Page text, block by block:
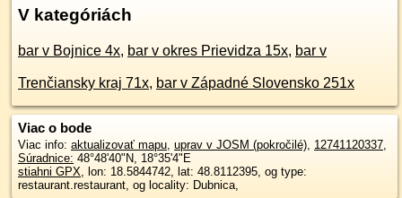
V kategóriách
bar v Bojnice 4x, bar v okres Prievidza 15x, bar v
Trenčiansky kraj 71x, bar v Západné Slovensko 251x
Viac o bode
Viac info: aktualizovať mapu, uprav v JOSM (pokročilé), 12741120337,
Súradnice: 48°48'40"N, 18°35'4"E
stiahni GPX, lon: 18.5844742, lat: 48.8112395, og type:
restaurant.restaurant, og locality: Dubnica,